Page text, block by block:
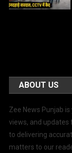
ABOUT US
Zee News Punjab
views, and updates
to delivering
matters to our